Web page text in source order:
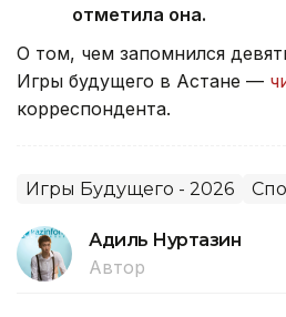
отметила она.
О том, чем запомнился
Игры будущего в Астане —
корреспондента.
Игры Будущего - 2026
Адиль Нуртазин
Автор